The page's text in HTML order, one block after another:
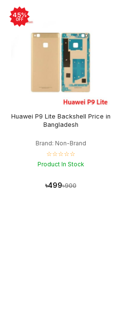
45%
OFF
Huawei P9 Lite Backshell Price in
Bangladesh
Brand: Non-Brand
☆☆☆☆☆
Product In Stock
৳499৳900